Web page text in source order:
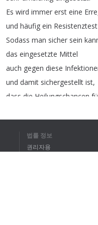
Es wird immer erst eine
und häufig ein Resistenztest
Sodass man sicher sein
das eingesetzte Mittel
auch gegen diese
und damit sichergestellt ist,
dass die Heilungschancen
Landwirte
dass eine Kuh antibiotisch
법률 정보
권리자용